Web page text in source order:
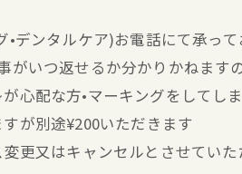
デンタルケア)お電話にて承って
がいつ返せるか分かりかねます
心配な方•マーキングをしてし
が別途¥200いただきます
更又はキャンセルとさせていた